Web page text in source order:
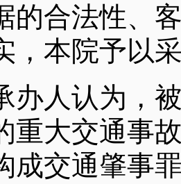
的合法性、
，本院予以
认为，被
重大交通事
成交通肇事